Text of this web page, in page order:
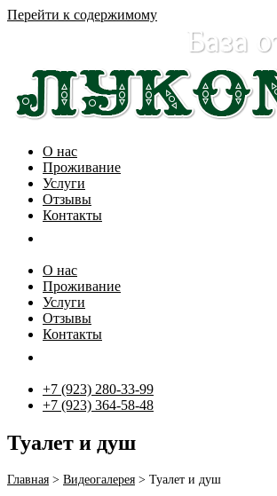
Перейти к содержимому
О нас
Проживание
Услуги
Отзывы
Контакты
О нас
Проживание
Услуги
Отзывы
Контакты
+7 (923) 280-33-99
+7 (923) 364-58-48
Туалет и душ
Главная > Видеогалерея > Туалет и душ